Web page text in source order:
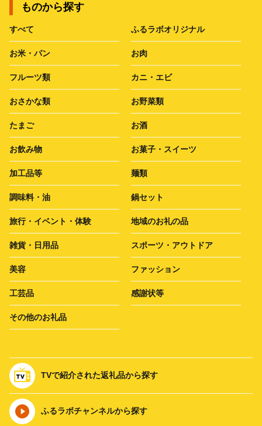
ものから探す
すべて ふるラボオリジナル
お米・パン お肉
フルーツ類 カニ・エビ
おさかな類 お野菜類
たまご お酒
お飲み物 お菓子・スイーツ
加工品等 麺類
調味料・油 鍋セット
旅行・イベント・体験 地域のお礼の品
雑貨・日用品 スポーツ・アウトドア
美容 ファッション
工芸品 感謝状等
その他のお礼品
TVで紹介された返礼品から探す
ふるラボチャンネルから探す